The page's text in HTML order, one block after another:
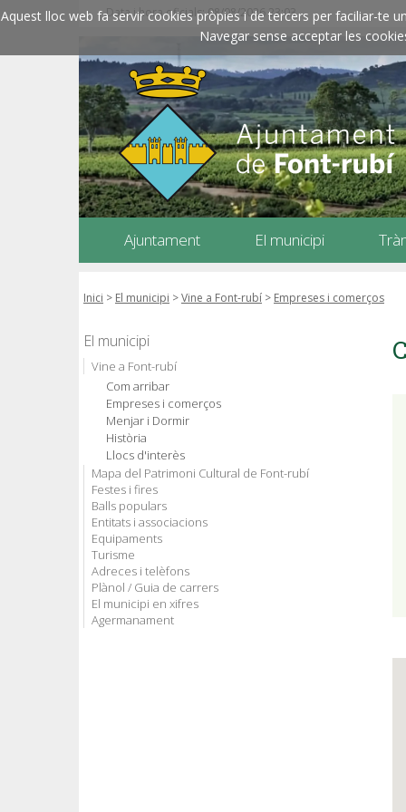
Aquest lloc web fa servir cookies pròpies i de tercers per faciliar-te
Navegar sense acceptar les
Data i hora oficials: 08/08/2026 23:03
Ajuntament El municipi
Inici > El municipi >Vine a Font-rubí > Empreses i comerços
El municipi
Vine a Font-rubí
Com arribar
Empreses i comerços
Menjar i Dormir
Història
Llocs d'interès
Mapa del Patrimoni Cultural de Font-rubí
Festes i fires
Balls populars
Entitats i associacions
Equipaments
Turisme
Adreces i telèfons
Plànol / Guia de carrers
El municipi en xifres
Agermanament